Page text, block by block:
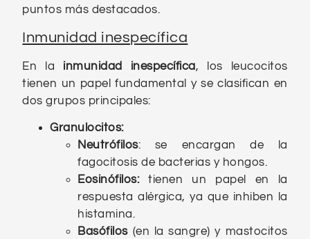
puntos más destacados.
Inmunidad inespecífica
En la inmunidad inespecífica, los leucocitos
tienen un papel fundamental y se clasifican en
dos grupos principales:
Granulocitos:
Neutrófilos: se encargan de la
fagocitosis de bacterias y hongos.
Eosinófilos:tienen un papel en la
respuesta alérgica, ya que inhiben la
histamina.
Basófilos (en la sangre) y mastocitos